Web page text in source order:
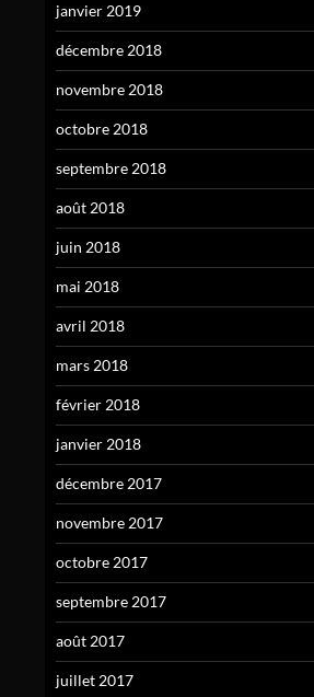
janvier 2019
décembre 2018
novembre 2018
octobre 2018
septembre 2018
août 2018
juin 2018
mai 2018
avril 2018
mars 2018
février 2018
janvier 2018
décembre 2017
novembre 2017
octobre 2017
septembre 2017
août 2017
juillet 2017